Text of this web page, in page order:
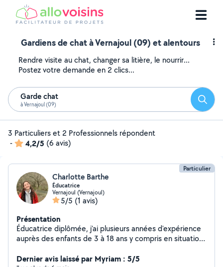
Gardiens de chat à Vernajoul (09) et alentours
Rendre visite au chat, changer sa litière, le nourrir...
Postez votre demande en 2 clics...
Garde chat
à Vernajoul (09)
3 Particuliers et 2 Professionnels répondent
-
4,2/5 (6 avis)
Particulier
Charlotte Barthe
Éducatrice
Vernajoul (Vernajoul)
5/5 (1 avis)
Présentation
Éducatrice diplômée, j'ai plusieurs années d'expérience
auprès des enfants de 3 à 18 ans y compris en situation
maximum en fonction de mon planning très varié.
Dernier avis laissé par Myriam : 5/5